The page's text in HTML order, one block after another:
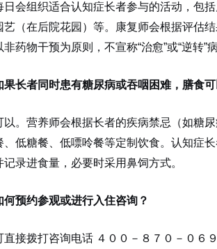
日会组织适合认知症长者参与的活动，包
艺（在后院花园）等。康复师会根据评估
非药物干预为原则，不宣称“治愈”或“逆转
果长者同时患有糖尿病或吞咽困难，膳食
以。营养师会根据长者的疾病禁忌（如糖
、低糖餐、低嘌呤餐等定制饮食。认知症
记录进食量，必要时采用鼻饲方式。
何预约参观或进行入住咨询？
直接拨打咨询电话 ４００－８７０－０６